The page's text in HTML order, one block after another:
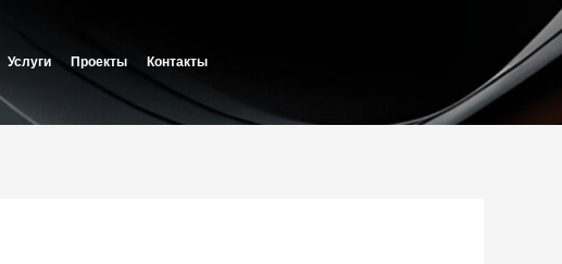
Услуги Проекты Контакты